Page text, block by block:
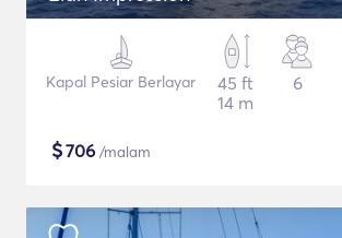
Kapal Pesiar Berlayar
45 ft
14 m
6
$706 /malam